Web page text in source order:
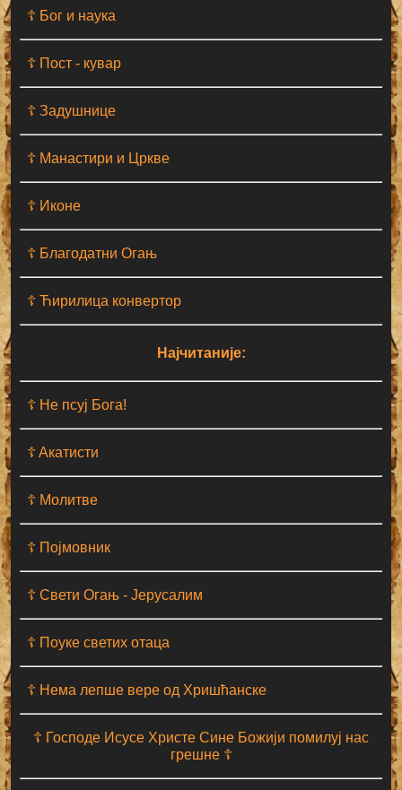
☦ Бог и наука
☦ Пост - кувар
☦ Задушнице
☦ Манастири и Цркве
☦ Иконе
☦ Благодатни Огањ
☦ Ћирилица конвертор
Најчитаније:
☦ Не псуј Бога!
☦ Aкатисти
☦ Молитве
☦ Појмовник
☦ Свети Огањ - Јерусалим
☦ Поуке светих отаца
☦ Нема лепше вере од Хришћанске
☦ Господе Исусе Христе Сине Божији помилуј нас
грешне ☦